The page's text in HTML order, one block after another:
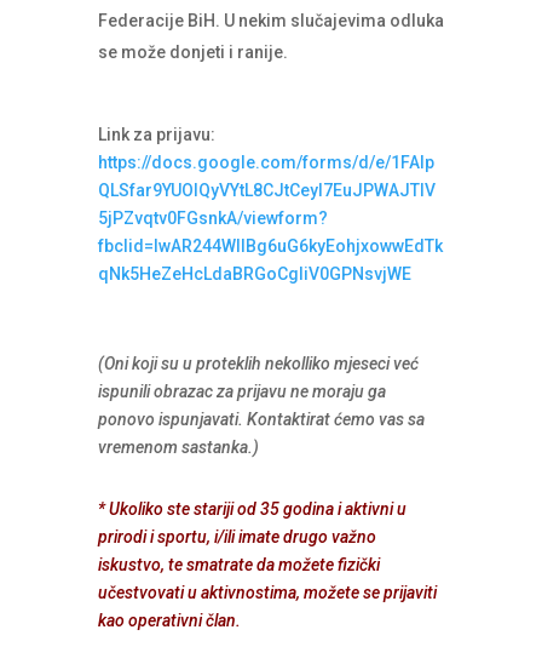
Federacije BiH. U nekim slučajevima odluka
se može donjeti i ranije.
Link za prijavu:
https://docs.google.com/forms/d/e/1FAIp
QLSfar9YUOlQyVYtL8CJtCeyI7EuJPWAJTlV
5jPZvqtv0FGsnkA/viewform?
fbclid=IwAR244WllBg6uG6kyEohjxowwEdTk
qNk5HeZeHcLdaBRGoCgliV0GPNsvjWE
(Oni koji su u proteklih nekolliko mjeseci već
ispunili obrazac za prijavu ne moraju ga
ponovo ispunjavati. Kontaktirat ćemo vas sa
vremenom sastanka.)
* Ukoliko ste stariji od 35 godina i aktivni u
prirodi i sportu, i/ili imate drugo važno
iskustvo, te smatrate da možete fizički
učestvovati u aktivnostima, možete se prijaviti
kao operativni član.